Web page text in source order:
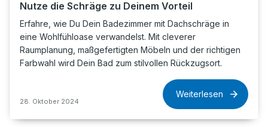
Nutze die Schräge zu Deinem Vorteil
Erfahre, wie Du Dein Badezimmer mit Dachschräge in
eine Wohlfühloase verwandelst. Mit cleverer
Raumplanung, maßgefertigten Möbeln und der richtigen
Farbwahl wird Dein Bad zum stilvollen Rückzugsort.
28. Oktober 2024
Weiterlesen